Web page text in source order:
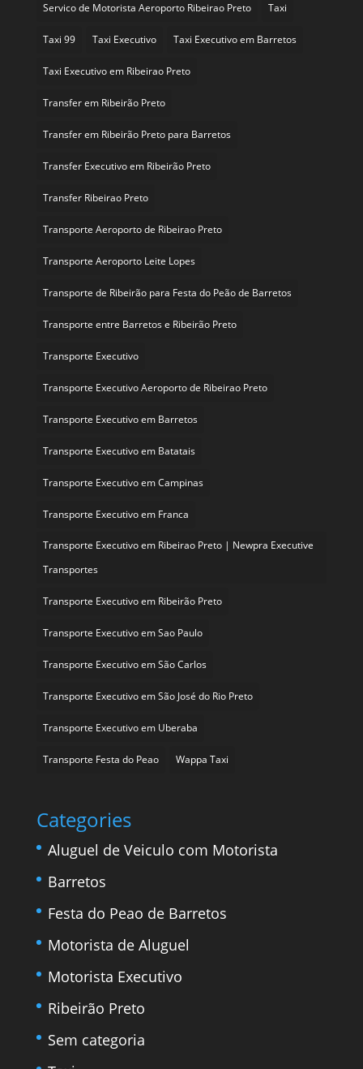
Servico de Motorista Aeroporto Ribeirao Preto Taxi
Taxi 99 Taxi Executivo Taxi Executivo em Barretos
Taxi Executivo em Ribeirao Preto
Transfer em Ribeirão Preto
Transfer em Ribeirão Preto para Barretos
Transfer Executivo em Ribeirão Preto
Transfer Ribeirao Preto
Transporte Aeroporto de Ribeirao Preto
Transporte Aeroporto Leite Lopes
Transporte de Ribeirão para Festa do Peão de Barretos
Transporte entre Barretos e Ribeirão Preto
Transporte Executivo
Transporte Executivo Aeroporto de Ribeirao Preto
Transporte Executivo em Barretos
Transporte Executivo em Batatais
Transporte Executivo em Campinas
Transporte Executivo em Franca
Transporte Executivo em Ribeirao Preto | Newpra Executive
Transportes
Transporte Executivo em Ribeirão Preto
Transporte Executivo em Sao Paulo
Transporte Executivo em São Carlos
Transporte Executivo em São José do Rio Preto
Transporte Executivo em Uberaba
Transporte Festa do Peao Wappa Taxi
Categories
Aluguel de Veiculo com Motorista
Barretos
Festa do Peao de Barretos
Motorista de Aluguel
Motorista Executivo
Ribeirão Preto
Sem categoria